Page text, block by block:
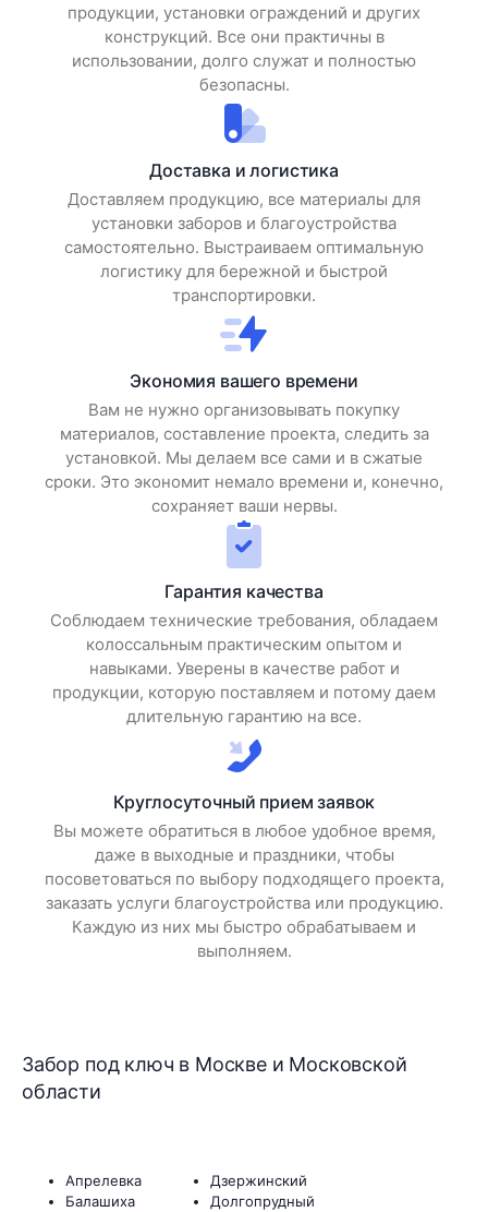
продукции, установки ограждений и других
конструкций. Все они практичны в
использовании, долго служат и полностью
безопасны.
Доставка и логистика
Доставляем продукцию, все материалы для
установки заборов и благоустройства
самостоятельно. Выстраиваем оптимальную
логистику для бережной и быстрой
транспортировки.
Экономия вашего времени
Вам не нужно организовывать покупку
материалов, составление проекта, следить за
установкой. Мы делаем все сами и в сжатые
сроки. Это экономит немало времени и, конечно,
сохраняет ваши нервы.
Гарантия качества
Соблюдаем технические требования, обладаем
колоссальным практическим опытом и
навыками. Уверены в качестве работ и
продукции, которую поставляем и потому даем
длительную гарантию на все.
Круглосуточный прием заявок
Вы можете обратиться в любое удобное время,
даже в выходные и праздники, чтобы
посоветоваться по выбору подходящего проекта,
заказать услуги благоустройства или продукцию.
Каждую из них мы быстро обрабатываем и
выполняем.
Забор под ключ в Москве и Московской
области
Апрелевка
Балашиха
Дзержинский
Долгопрудный